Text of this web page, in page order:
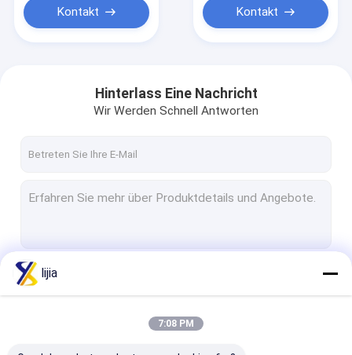
Kontakt Kontakt
Hinterlass Eine Nachricht
Wir Werden Schnell Antworten
lijia
7:08 PM